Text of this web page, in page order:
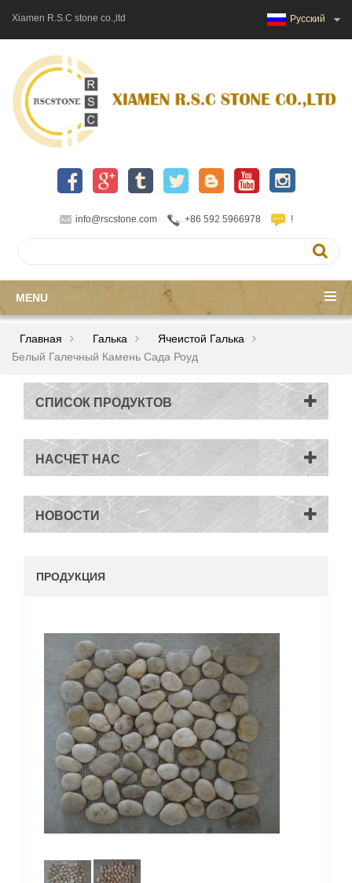
Xiamen R.S.C stone co.,ltd Русский
info@rscstone.com +86 592 5966978 !
MENU
Главная Галька
Ячеистой Галька
Белый Галечный Камень Сада Роуд
СПИСОК ПРОДУКТОВ
НАСЧЕТ НАС
НОВОСТИ
ПРОДУКЦИЯ